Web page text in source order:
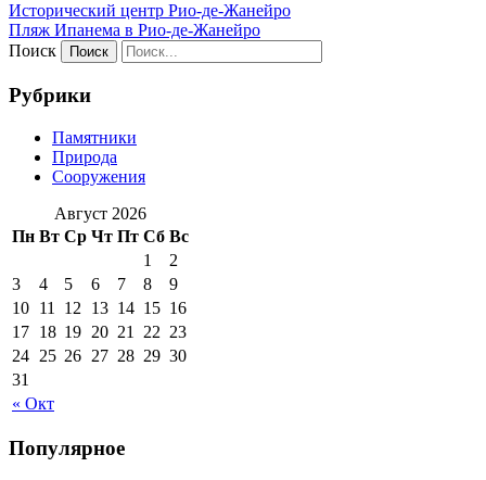
Исторический центр Рио-де-Жанейро
Пляж Ипанема в Рио-де-Жанейро
Поиск
Рубрики
Памятники
Природа
Сооружения
Август 2026
Пн Вт Ср Чт Пт Сб Вс
« Окт
1
2
3
4 5 6 7 8
9
10 11 12 13 14 15 16
17 18 19 20 21 22 23
24 25 26 27 28 29 30
31
Популярное